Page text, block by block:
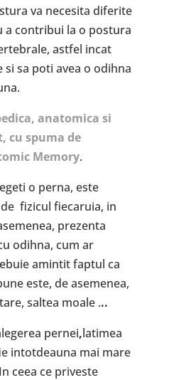
va necesita diferite
contribui la o postura
astfel incat
si sa poti avea o odihna
anatomica si
cu spuma de
Memory.
o perna, este
fizicul fiecaruia, in
prezenta
odihna, cum ar
amintit faptul ca
este, de asemenea,
saltea moale ...
pernei,latimea
intotdeauna mai mare
ceea ce priveste